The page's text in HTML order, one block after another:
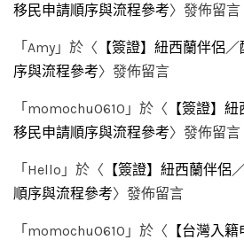
移民申請順序與流程參考〉發佈留言
「 Amy 」於〈 【簽證】紐西蘭伴侶
序與流程參考〉發佈留言
「 momochu0610 」於〈 【簽證】
移民申請順序與流程參考〉發佈留言
「 Hello 」於〈 【簽證】紐西蘭伴侶
順序與流程參考〉發佈留言
「 momochu0610 」於〈 【台灣入